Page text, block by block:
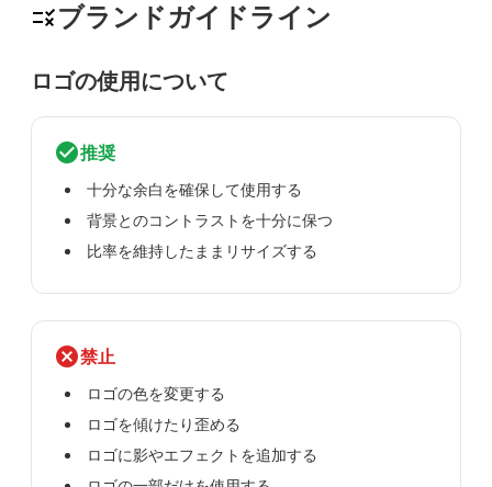
ruleブランドガイドライン
ロゴの使用について
check_circle推奨
十分な余白を確保して使用する
背景とのコントラストを十分に保つ
比率を維持したままリサイズする
cancel禁止
ロゴの色を変更する
ロゴを傾けたり歪める
ロゴに影やエフェクトを追加する